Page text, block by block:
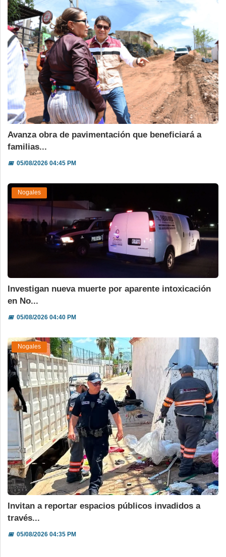
Avanza obra de pavimentación que beneficiará a
familias...
📅05/08/2026 04:45 PM
Nogales
Investigan nueva muerte por aparente intoxicación
en No...
📅05/08/2026 04:40 PM
Nogales
Invitan a reportar espacios públicos invadidos a
través...
📅05/08/2026 04:35 PM